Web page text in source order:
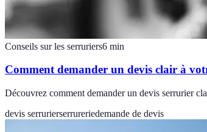
Conseils sur les serruriers6 min
Comment demander un devis clair à
Découvrez comment demander un devis serrurier
devis serrurierserrureriedemande de devis